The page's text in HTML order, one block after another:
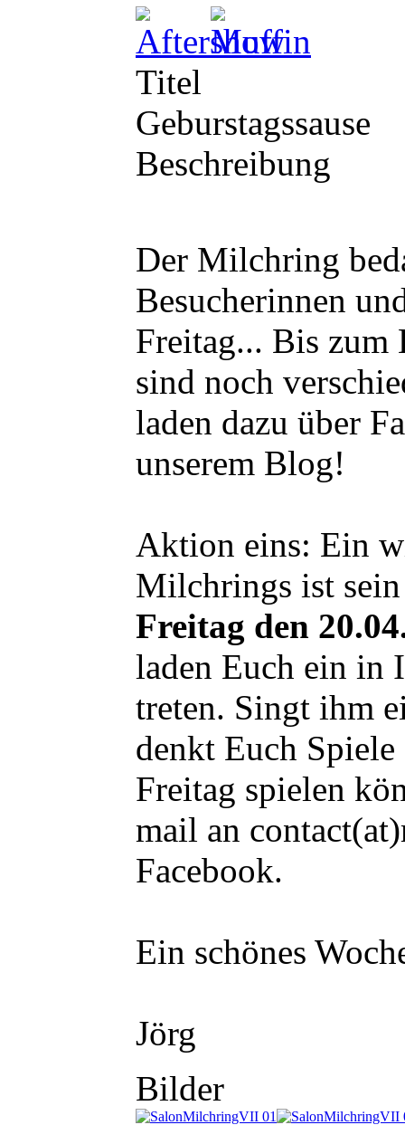
Titel
Geburstagssause
Beschreibung
Der Milchring
Besucherinnen
Freitag... Bis zum
sind noch
laden dazu über
unserem Blog!
Aktion eins: Ein
Milchrings ist
Freitag den
laden Euch ein in
treten. Singt ihm
denkt Euch
Freitag spielen
mail an
Facebook.
Ein schönes
Jörg
Bilder